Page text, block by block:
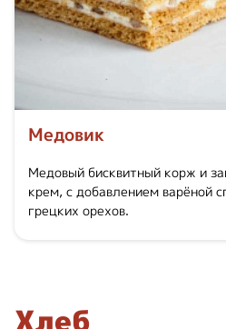
Медовик
Медовый бисквитный корж и
крем, с добавлением варёной
грецких орехов.
Хлеб